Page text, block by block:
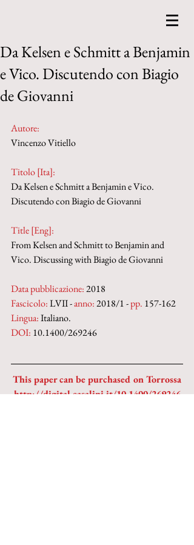
Da Kelsen e Schmitt a Benjamin
e Vico. Discutendo con Biagio
de Giovanni
Autore:
Vincenzo Vitiello
Titolo [Ita]:
Da Kelsen e Schmitt a Benjamin e Vico.
Discutendo con Biagio de Giovanni
Title [Eng]:
From Kelsen and Schmitt to Benjamin and
Vico. Discussing with Biagio de Giovanni
Data pubblicazione: 2018
Fascicolo: LVII - anno: 2018/1 - pp. 157-162
Lingua: Italiano.
DOI: 10.1400/269246
This paper can be purchased on Torrossa
http://digital.casalini.it/10.1400/269246